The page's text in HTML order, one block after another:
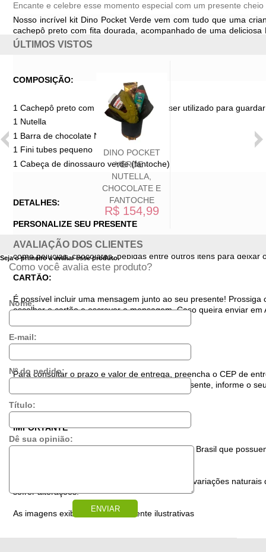
Encante e celebre esse momento especial com um presente
Nosso incrível kit Dino Pocket Verde vem com tudo que uma
cachepô preto com fita dourada, acompanhado de uma
doce Fini tubes pequeno e um fantoche interativo de cabeça
COMPOSIÇÃO:
1 Cachepô preto com fita dourada (pode ser utilizado para
1 Nutella
1 Barra de chocolate Nestlé
1 Fini tubes pequeno
1 Cabeça de dinossauro verde (fantoche)
DETALHES:
PERSONALIZE SEU PRESENTE
Após selecionar a data e período de entrega você poderá
como pelúcias, chocolates, bebidas entre outros itens para deixar
CARTÃO:
É possível incluir uma mensagem junto ao seu presente!
escolher o cartão e escrever a mensagem. Caso queira enviar
Para consultar o prazo e valor de entrega, preencha o CEP de
Caso queira acompanhar a entrega do seu presente, informe o
IMPORTANTE
Nós trabalhamos com lojas parceiras por todo o Brasil que
Porém, devido às características de cada local, variações
sofrer alterações.
As imagens exibidas são meramente ilustrativas
ÚLTIMOS VISTOS
DINO POCKET
VERDE -
NUTELLA,
CHOCOLATE E
FANTOCHE
R$ 154,99
AVALIAÇÃO DOS CLIENTES
Seja o primeiro a avaliar esse produto.
Como você avalia este produto?
Nome:
E-mail:
Nº do pedido:
Título:
Dê sua opinião:
ENVIAR